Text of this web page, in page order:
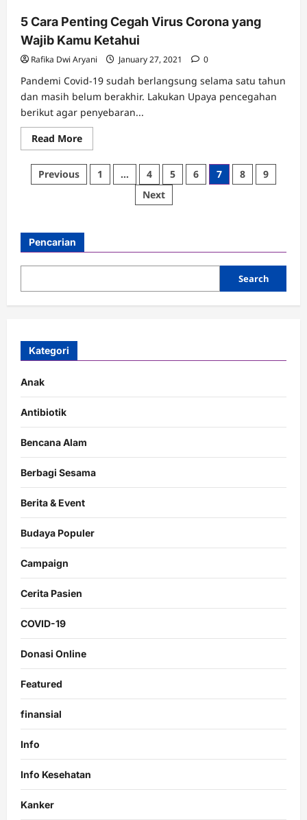
19
Baru
Dengan
Ini
5 Cara Penting Cegah Virus Corona yang
Wajib Kamu Ketahui
Rafika Dwi Aryani January 27, 2021 0
Pandemi Covid-19 sudah berlangsung selama satu tahun
dan masih belum berakhir. Lakukan Upaya pencegahan
berikut agar penyebaran...
Read MoreRead
more
5
Cara
Penting
Wajib
Ketahui
Posts
Previous 1 … 4 5 6 7 8
9
Next
Pencarian
Search
Kategori
Anak
Antibiotik
Bencana Alam
Berbagi Sesama
Berita & Event
Budaya Populer
Campaign
Cerita Pasien
COVID-19
Donasi Online
Featured
finansial
Info
Info Kesehatan
Kanker